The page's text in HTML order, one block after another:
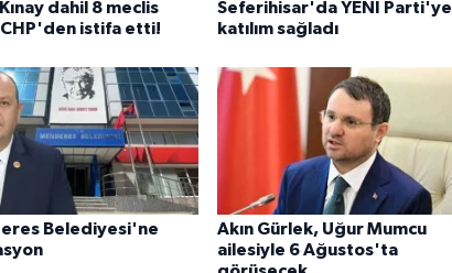
dahil 8 meclis
istifa etti!
Seferihisar'da YENİ Parti'ye
katılım sağladı
Belediyesi'ne
Akın Gürlek, Uğur Mumcu
ailesiyle 6 Ağustos'ta